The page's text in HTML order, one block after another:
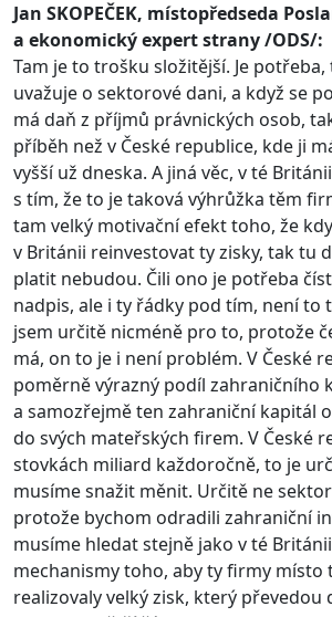
Jan SKOPEČEK, místopředseda
a ekonomický expert strany /ODS/:
Tam je to trošku složitější. Je
uvažuje o sektorové dani, a když se
má daň z příjmů právnických osob,
příběh než v České republice, kde ji
vyšší už dneska. A jiná věc, v té
s tím, že to je taková výhrůžka těm
tam velký motivační efekt toho, že
v Británii reinvestovat ty zisky, tak tu
platit nebudou. Čili ono je potřeba
nadpis, ale i ty řádky pod tím, není to
jsem určitě nicméně pro to, protože
má, on to je i není problém. V České
poměrně výrazný podíl zahraničního
a samozřejmě ten zahraniční kapitál
do svých mateřských firem. V České
stovkách miliard každoročně, to je
musíme snažit měnit. Určitě ne
protože bychom odradili zahraniční
musíme hledat stejně jako v té
mechanismy toho, aby ty firmy místo
realizovaly velký zisk, který převedou